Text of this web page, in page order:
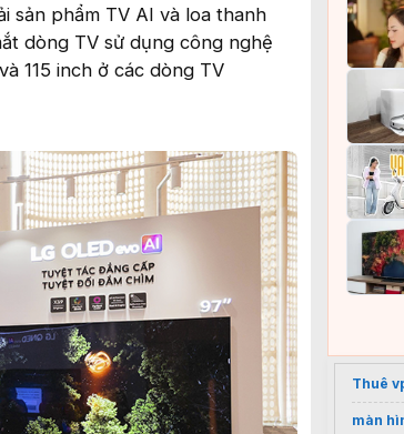
sản phẩm TV AI và loa thanh
dòng TV sử dụng công nghệ
115 inch ở các dòng TV
Thuê
màn